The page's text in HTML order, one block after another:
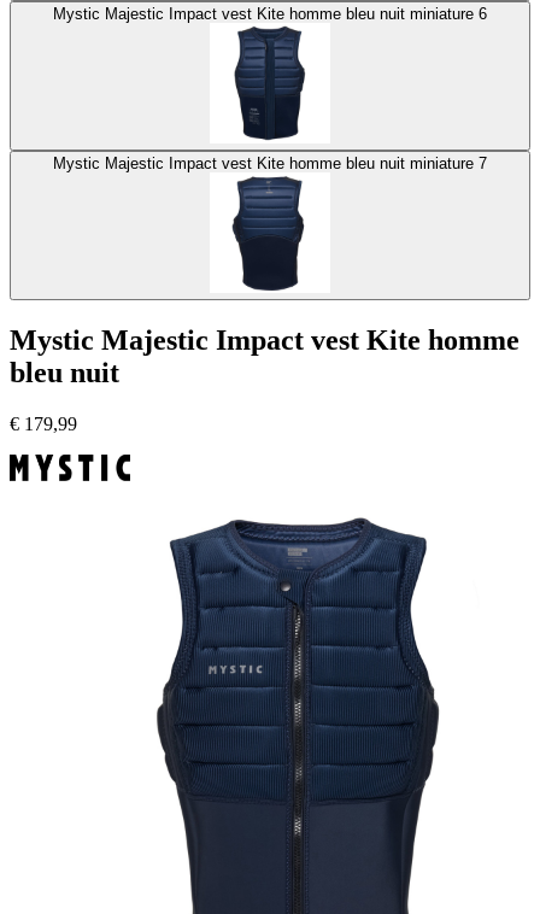
Mystic Majestic Impact vest Kite homme bleu nuit miniature 6
Mystic Majestic Impact vest Kite homme bleu nuit miniature 7
Mystic Majestic Impact vest Kite homme
bleu nuit
€ 179,99